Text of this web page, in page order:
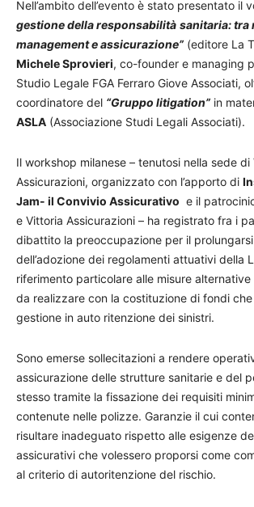
Nell’ambito dell’evento è stato presentato il
gestione della responsabilità sanitaria: tra
management e assicurazione” (editore La
Michele Sprovieri, co-founder e managing
Studio Legale FGA Ferraro Giove Associati,
coordinatore del “Gruppo litigation” in
ASLA (Associazione Studi Legali Associati).
Il workshop milanese – tenutosi nella sede di
Assicurazioni, organizzato con l’apporto di
Jam- il Convivio Assicurativo e il
e Vittoria Assicurazioni – ha registrato fra i
dibattito la preoccupazione per il
dell’adozione dei regolamenti attuativi della
riferimento particolare alle misure alternative
da realizzare con la costituzione di fondi
gestione in auto ritenzione dei sinistri.
Sono emerse sollecitazioni a rendere
assicurazione delle strutture sanitarie e del
stesso tramite la fissazione dei requisiti
contenute nelle polizze. Garanzie il cui
risultare inadeguato rispetto alle esigenze
assicurativi che volessero proporsi come
al criterio di autoritenzione del rischio.